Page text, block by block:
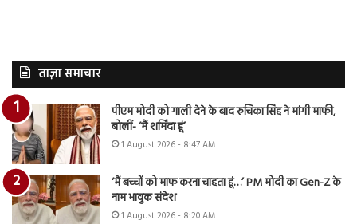
ताज़ा समाचार
पीएम मोदी को गाली देने के बाद रुचिका सिंह ने मांगी माफी,
बोलीं- ‘मैं शर्मिंदा हूं’
1 August 2026 - 8:47 AM
‘मैं बच्चों को माफ करना चाहता हूं…’ PM मोदी का Gen-Z के
नाम भावुक संदेश
1 August 2026 - 8:20 AM